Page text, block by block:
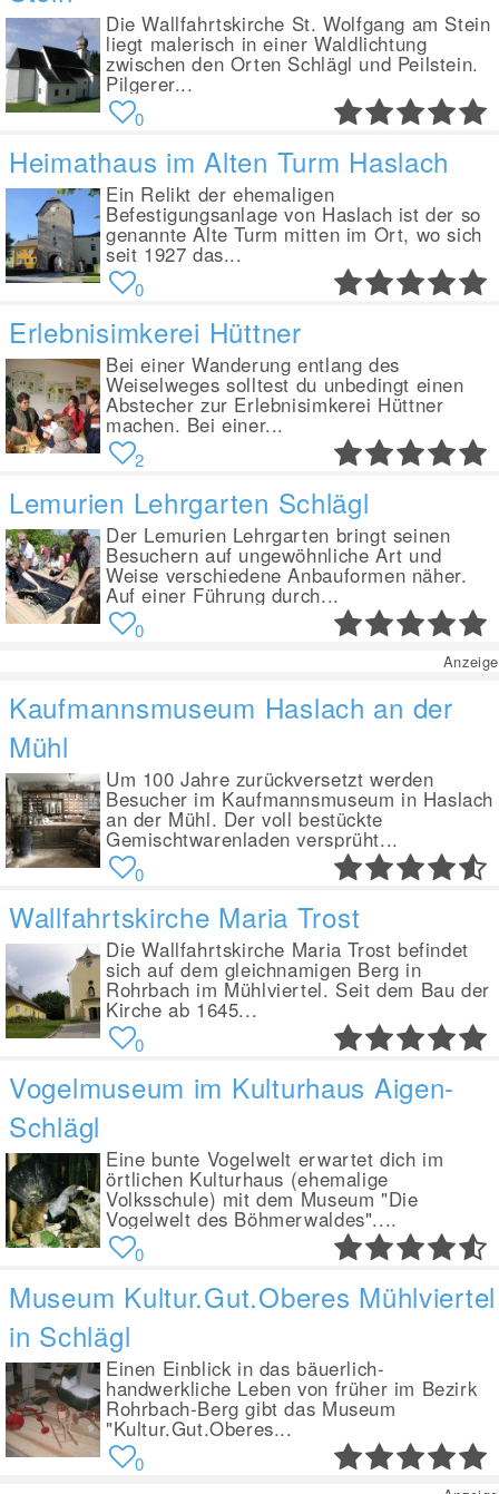
Die Wallfahrtskirche St. Wolfgang am Stein
liegt malerisch in einer Waldlichtung
zwischen den Orten Schlägl und Peilstein.
Pilgerer...
0
Heimathaus im Alten Turm Haslach
Ein Relikt der ehemaligen
Befestigungsanlage von Haslach ist der so
genannte Alte Turm mitten im Ort, wo sich
seit 1927 das...
0
Erlebnisimkerei Hüttner
Bei einer Wanderung entlang des
Weiselweges solltest du unbedingt einen
Abstecher zur Erlebnisimkerei Hüttner
machen. Bei einer...
2
Lemurien Lehrgarten Schlägl
Der Lemurien Lehrgarten bringt seinen
Besuchern auf ungewöhnliche Art und
Weise verschiedene Anbauformen näher.
Auf einer Führung durch...
0
Anzeige
Kaufmannsmuseum Haslach an der
Mühl
Um 100 Jahre zurückversetzt werden
Besucher im Kaufmannsmuseum in Haslach
an der Mühl. Der voll bestückte
Gemischtwarenladen versprüht...
0
Wallfahrtskirche Maria Trost
Die Wallfahrtskirche Maria Trost befindet
sich auf dem gleichnamigen Berg in
Rohrbach im Mühlviertel. Seit dem Bau der
Kirche ab 1645...
0
Vogelmuseum im Kulturhaus Aigen-
Schlägl
Eine bunte Vogelwelt erwartet dich im
örtlichen Kulturhaus (ehemalige
Volksschule) mit dem Museum "Die
Vogelwelt des Böhmerwaldes"....
0
Museum Kultur.Gut.Oberes Mühlviertel
in Schlägl
Einen Einblick in das bäuerlich-
handwerkliche Leben von früher im Bezirk
Rohrbach-Berg gibt das Museum
"Kultur.Gut.Oberes...
0